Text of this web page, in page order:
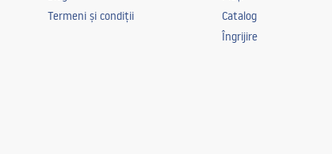
Termeni și condiții
Catalog
Îngrijire